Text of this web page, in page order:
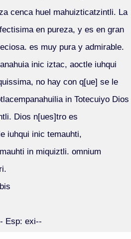
cenca huel mahuizticatzintli. La
en pureza, y es en gran
es muy pura y admirable.
inic iztac, aoctle iuhqui
no hay con q[ue] se le
in Totecuiyo Dios
Dios n[ues]tro es
iuhqui inic temauhti,
in miquiztli. omnium
Esp: exi--